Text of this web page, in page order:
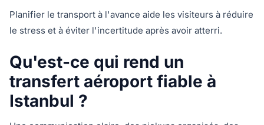
Planifier le transport à l'avance aide les visiteurs à réduire
le stress et à éviter l'incertitude après avoir atterri.
Qu'est-ce qui rend un
transfert aéroport fiable à
Istanbul ?